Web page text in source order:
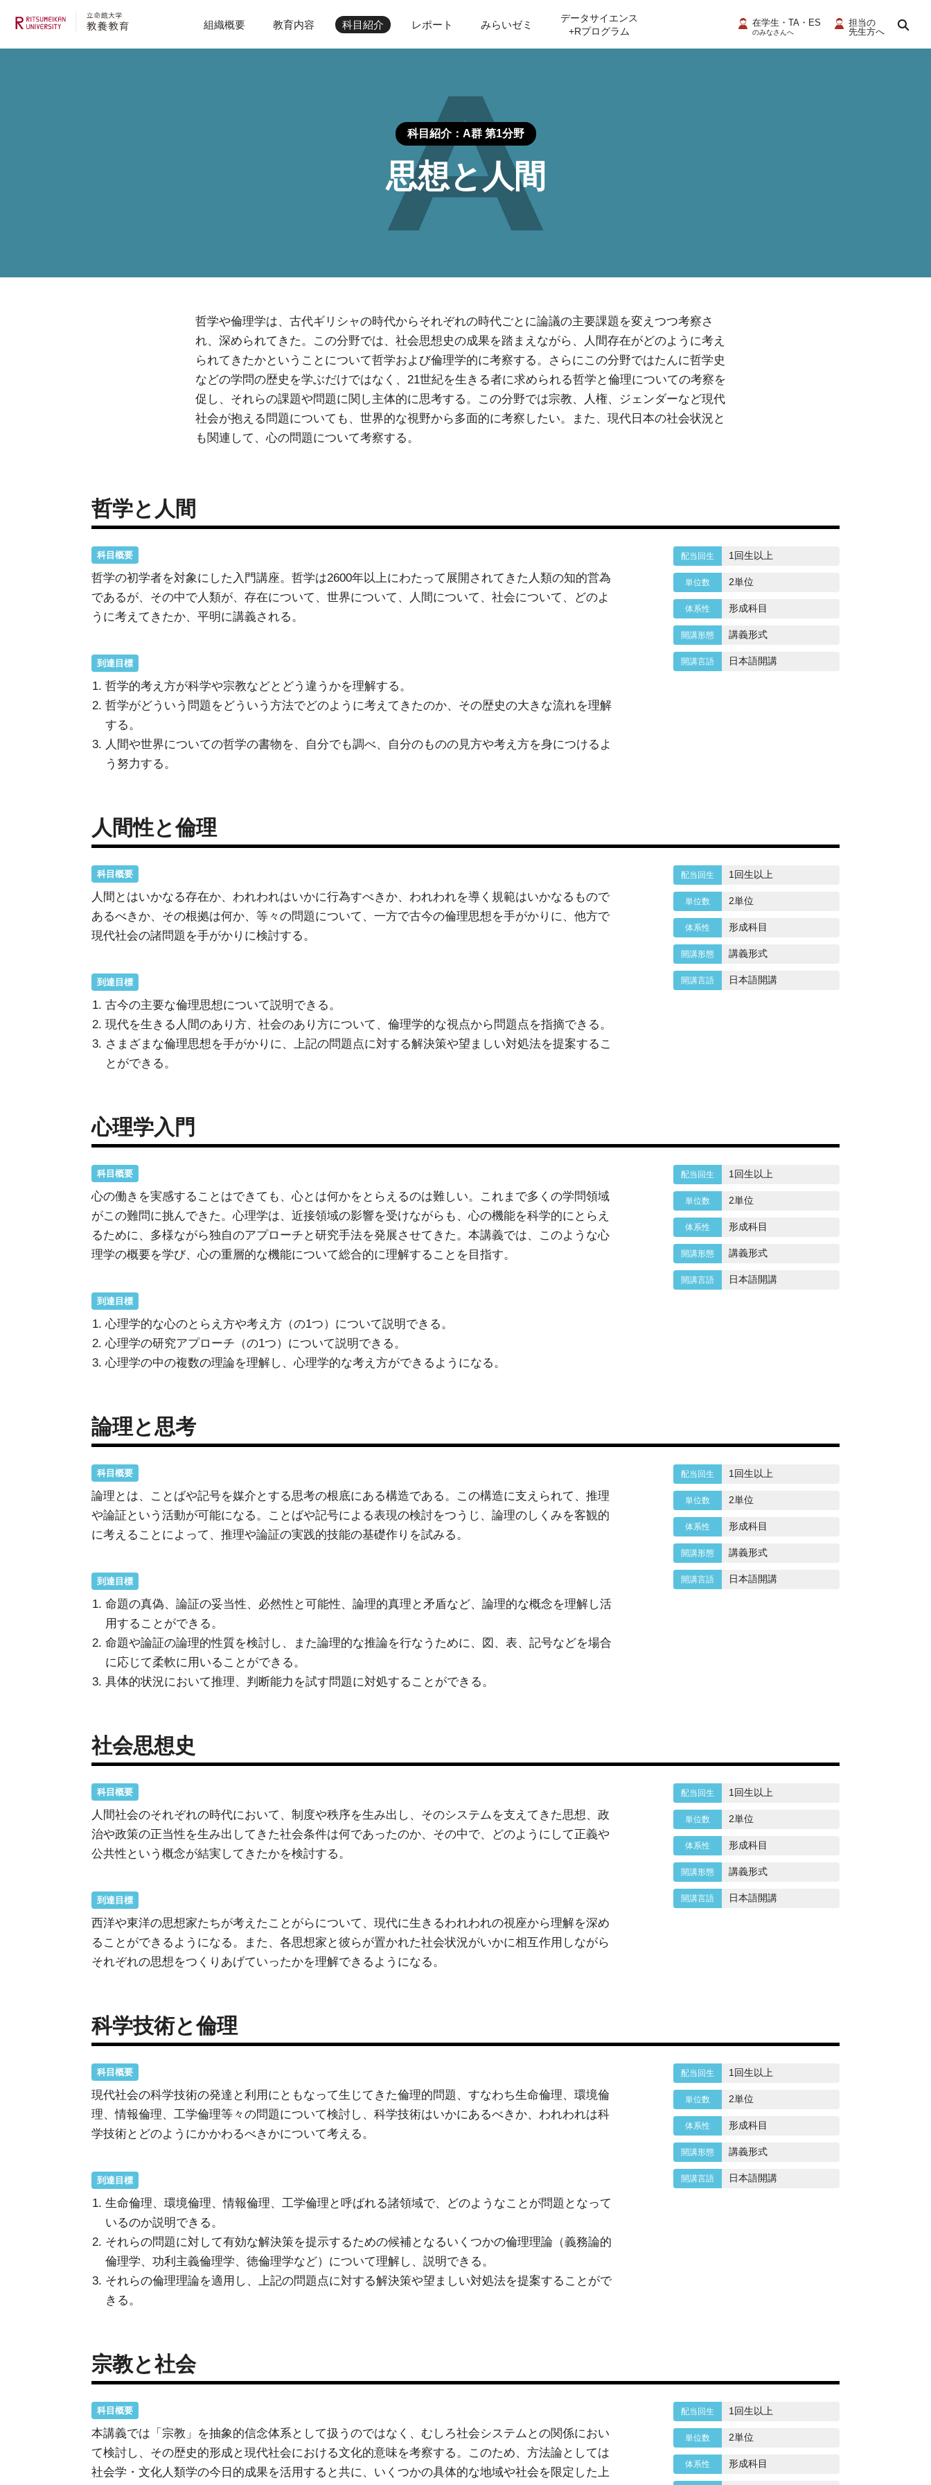
在学生・TA・ES
のみなさんへ
担当の
先生方へ
組織概要 教育内容 科目紹介 レポート みらいゼミ
データサイエンス
+Rプログラム
科目紹介：A群 第1分野
思想と人間
哲学や倫理学は、古代ギリシャの時代からそれぞれの時代ごとに論議の主要課題を変えつつ考察さ
れ、深められてきた。この分野では、社会思想史の成果を踏まえながら、人間存在がどのように考え
られてきたかということについて哲学および倫理学的に考察する。さらにこの分野ではたんに哲学史
などの学問の歴史を学ぶだけではなく、21世紀を生きる者に求められる哲学と倫理についての考察を
促し、それらの課題や問題に関し主体的に思考する。この分野では宗教、人権、ジェンダーなど現代
社会が抱える問題についても、世界的な視野から多面的に考察したい。また、現代日本の社会状況と
も関連して、心の問題について考察する。
哲学と人間
科目概要
哲学の初学者を対象にした入門講座。哲学は2600年以上にわたって展開されてきた人類の知的営為
であるが、その中で人類が、存在について、世界について、人間について、社会について、どのよ
うに考えてきたか、平明に講義される。
到達目標
哲学的考え方が科学や宗教などとどう違うかを理解する。
哲学がどういう問題をどういう方法でどのように考えてきたのか、その歴史の大きな流れを理解
する。
人間や世界についての哲学の書物を、自分でも調べ、自分のものの見方や考え方を身につけるよ
う努力する。
1回生以上
2単位
形成科目
講義形式
日本語開講
人間性と倫理
科目概要
人間とはいかなる存在か、われわれはいかに行為すべきか、われわれを導く規範はいかなるもので
あるべきか、その根拠は何か、等々の問題について、一方で古今の倫理思想を手がかりに、他方で
現代社会の諸問題を手がかりに検討する。
到達目標
古今の主要な倫理思想について説明できる。
現代を生きる人間のあり方、社会のあり方について、倫理学的な視点から問題点を指摘できる。
さまざまな倫理思想を手がかりに、上記の問題点に対する解決策や望ましい対処法を提案するこ
とができる。
1回生以上
2単位
形成科目
講義形式
日本語開講
心理学入門
科目概要
心の働きを実感することはできても、心とは何かをとらえるのは難しい。これまで多くの学問領域
がこの難問に挑んできた。心理学は、近接領域の影響を受けながらも、心の機能を科学的にとらえ
るために、多様ながら独自のアプローチと研究手法を発展させてきた。本講義では、このような心
理学の概要を学び、心の重層的な機能について総合的に理解することを目指す。
到達目標
心理学的な心のとらえ方や考え方（の1つ）について説明できる。
心理学の研究アプローチ（の1つ）について説明できる。
心理学の中の複数の理論を理解し、心理学的な考え方ができるようになる。
1回生以上
2単位
形成科目
講義形式
日本語開講
論理と思考
科目概要
論理とは、ことばや記号を媒介とする思考の根底にある構造である。この構造に支えられて、推理
や論証という活動が可能になる。ことばや記号による表現の検討をつうじ、論理のしくみを客観的
に考えることによって、推理や論証の実践的技能の基礎作りを試みる。
到達目標
命題の真偽、論証の妥当性、必然性と可能性、論理的真理と矛盾など、論理的な概念を理解し活
用することができる。
命題や論証の論理的性質を検討し、また論理的な推論を行なうために、図、表、記号などを場合
に応じて柔軟に用いることができる。
具体的状況において推理、判断能力を試す問題に対処することができる。
1回生以上
2単位
形成科目
講義形式
日本語開講
社会思想史
科目概要
人間社会のそれぞれの時代において、制度や秩序を生み出し、そのシステムを支えてきた思想、政
治や政策の正当性を生み出してきた社会条件は何であったのか、その中で、どのようにして正義や
公共性という概念が結実してきたかを検討する。
到達目標
西洋や東洋の思想家たちが考えたことがらについて、現代に生きるわれわれの視座から理解を深め
ることができるようになる。また、各思想家と彼らが置かれた社会状況がいかに相互作用しながら
それぞれの思想をつくりあげていったかを理解できるようになる。
1回生以上
2単位
形成科目
講義形式
日本語開講
科学技術と倫理
科目概要
現代社会の科学技術の発達と利用にともなって生じてきた倫理的問題、すなわち生命倫理、環境倫
理、情報倫理、工学倫理等々の問題について検討し、科学技術はいかにあるべきか、われわれは科
学技術とどのようにかかわるべきかについて考える。
到達目標
生命倫理、環境倫理、情報倫理、工学倫理と呼ばれる諸領域で、どのようなことが問題となって
いるのか説明できる。
それらの問題に対して有効な解決策を提示するための候補となるいくつかの倫理理論（義務論的
倫理学、功利主義倫理学、徳倫理学など）について理解し、説明できる。
それらの倫理理論を適用し、上記の問題点に対する解決策や望ましい対処法を提案することがで
きる。
1回生以上
2単位
形成科目
講義形式
日本語開講
宗教と社会
科目概要
本講義では「宗教」を抽象的信念体系として扱うのではなく、むしろ社会システムとの関係におい
て検討し、その歴史的形成と現代社会における文化的意味を考察する。このため、方法論としては
社会学・文化人類学の今日的成果を活用すると共に、いくつかの具体的な地域や社会を限定した上
1回生以上
2単位
形成科目